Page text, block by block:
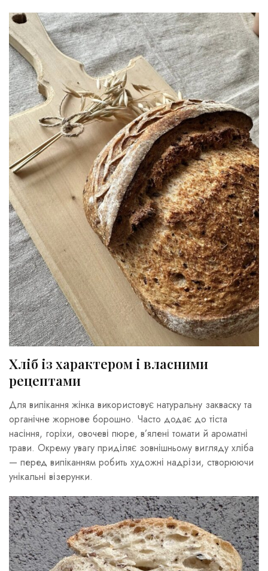
Хліб із характером і власними
рецептами
Для випікання жінка використовує натуральну закваску та
органічне жорнове борошно. Часто додає до тіста
насіння, горіхи, овочеві пюре, в’ялені томати й ароматні
трави. Окрему увагу приділяє зовнішньому вигляду хліба
— перед випіканням робить художні надрізи, створюючи
унікальні візерунки.